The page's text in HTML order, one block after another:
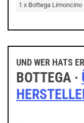
1 x Bottega Limoncino
UND WER HATS
BOTTEGA ·